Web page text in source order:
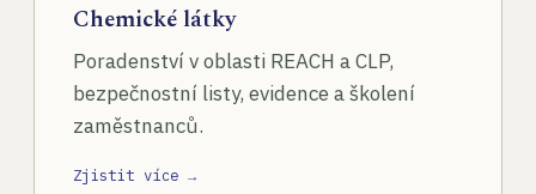
Chemické látky
Poradenství v oblasti REACH a CLP,
bezpečnostní listy, evidence a školení
zaměstnanců.
Zjistit více →